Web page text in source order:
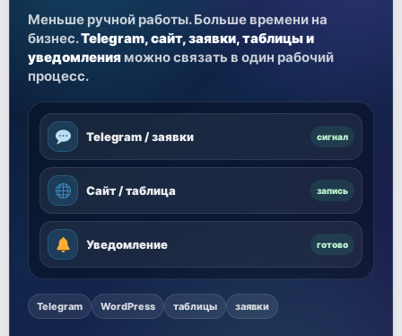
Меньше ручной работы. Больше времени на
бизнес.Telegram, сайт, заявки, таблицы и
уведомления можно связать в один рабочий
процесс.
Telegram / заявки сигнал
Сайт / таблица запись
Уведомление готово
Telegram WordPress таблицы заявки